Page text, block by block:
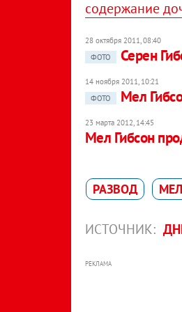
содержание
28 октября 2011, 08:40
ФОТО
Серен
14 ноября 2011, 10:21
ФОТО
Мел
23 марта 2012, 14:45
Мел Гибсон
РАЗВОД
ИСТОЧНИК:
РЕКЛАМА